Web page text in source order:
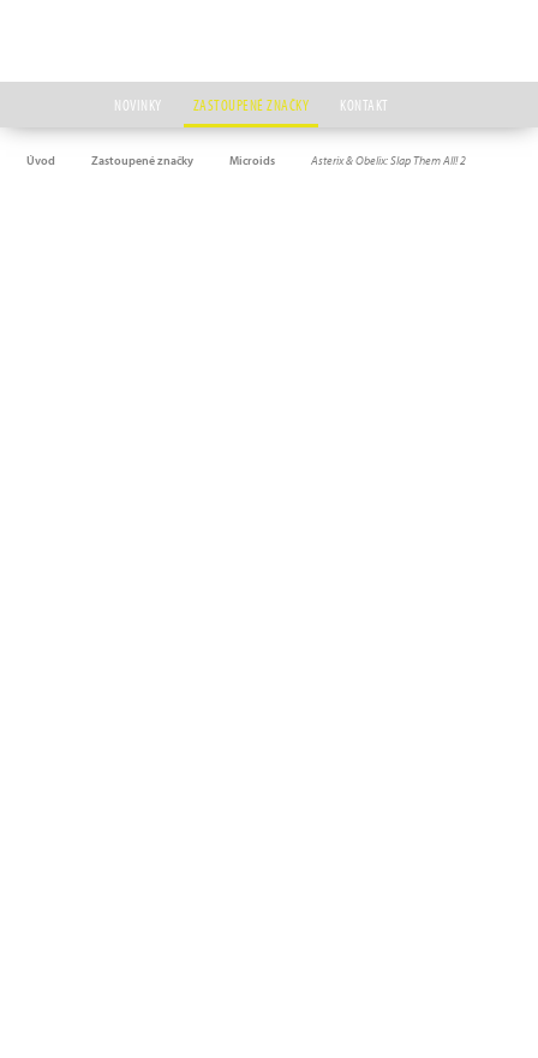
NOVINKY ZASTOUPENÉ ZNAČKY KONTAKT
Úvod Zastoupené značky Microids Asterix & Obelix: Slap Them All! 2